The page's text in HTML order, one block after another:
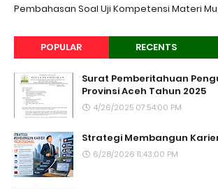
Pembahasan Soal Uji Kompetensi Materi
POPULAR RECENTS
Surat Pemberitahuan
Provinsi Aceh Tahun 2025
4/26/2025 07:54:00 PM
Strategi Membangun
6/28/2026 11:43:00 PM